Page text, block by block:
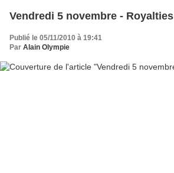
Vendredi 5 novembre - Royalties
Publié le 05/11/2010 à 19:41
Par Alain Olympie